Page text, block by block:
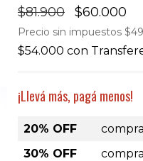
$81.900 $60.000
Precio sin impuestos
$54.000 con
¡Llevá más, pagá menos!
20% OFF
30% OFF